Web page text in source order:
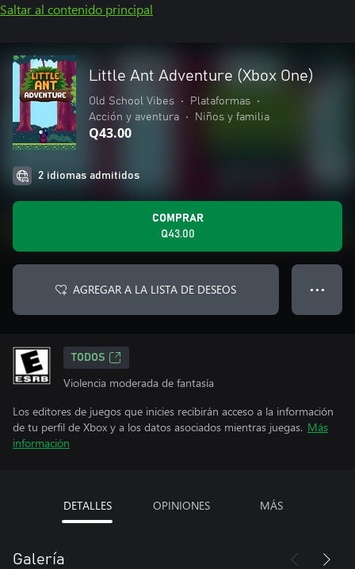
Saltar al contenido principal
Little Ant Adventure (Xbox One)
Old School Vibes • Plataformas
•
Acción y aventura
• Niños y familia
Q43.00
2 idiomas admitidos
COMPRAR
Q43.00
AGREGAR A LA LISTA DE DESEOS ● ● ●
TODOS
Violencia moderada de fantasía
Los editores de juegos que inicies recibirán acceso a la información
de tu perfil de Xbox y a los datos asociados mientras juegas. Más
información
DETALLES OPINIONES MÁS
Galería